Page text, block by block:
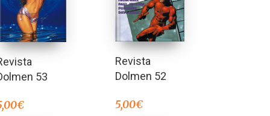
53
€
Revista
Dolmen 52
5,00€